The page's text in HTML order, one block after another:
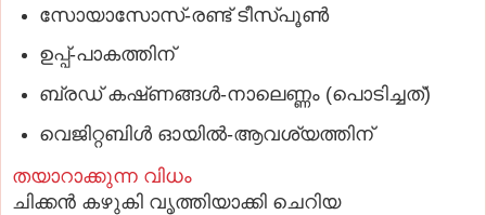
സോയാസോസ്‌-രണ്ട്‌ ടീസ്‌പൂണ്‍
ഉപ്പ്‌-പാകത്തിന്‌
ബ്രഡ്‌ കഷ്‌ണങ്ങള്‍-നാലെണ്ണം (പൊടിച്ചത്‌)
വെജിറ്റബിള്‍ ഓയില്‍-ആവശ്യത്തിന്‌
തയാറാക്കുന്ന വിധം
ചിക്കന്‍ കഴുകി വൃത്തിയാക്കി ചെറിയ